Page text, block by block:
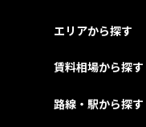
エリアから探す
賃料相場から探す
路線・駅から探す